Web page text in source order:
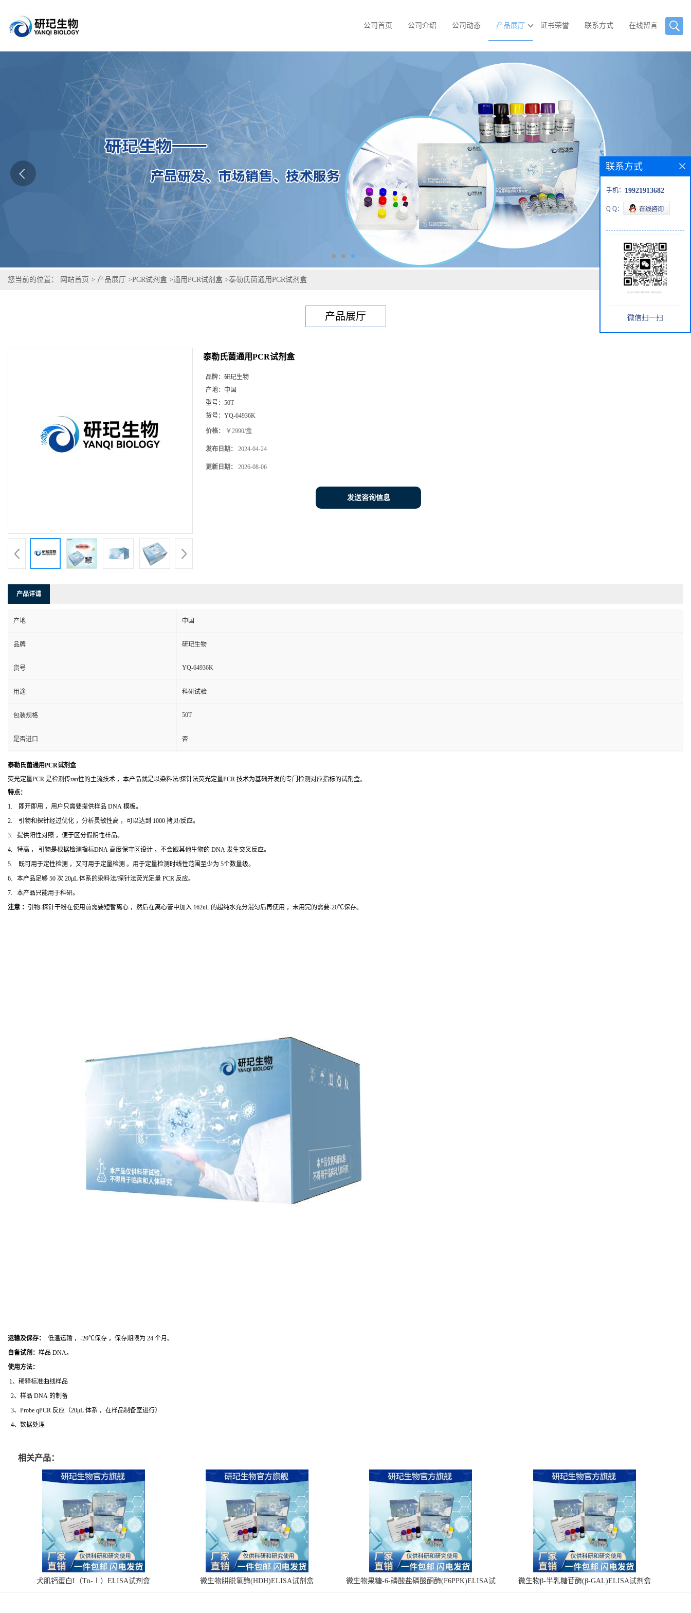
公司首页 公司介绍 公司动态 产品展厅 证书荣誉 联系方式 在线留言
您当前的位置： 网站首页 > 产品展厅 >PCR试剂盒 >通用PCR试剂盒 >泰勒氏菌通用PCR试剂盒
产品展厅
泰勒氏菌通用PCR试剂盒
品牌： 研玘生物
产地： 中国
型号： 50T
货号： YQ-64936K
价格： ￥2990/盒
发布日期： 2024-04-24
更新日期： 2026-08-06
发送咨询信息
产品详请
产地 中国
品牌 研玘生物
货号 YQ-64936K
用途 科研试验
包装规格 50T
是否进口 否
泰勒氏菌通用PCR试剂盒
荧光定量PCR 是检测传ran性的主流技术 ，本产品就是以染料法/探针法荧光定量PCR 技术为基础开发的专门检测对应指标的试剂盒。
特点：
1. 即开即用 ，用户只需要提供样品 DNA 模板。
2. 引物和探针经过优化 ，分析灵敏性高 ，可以达到 1000 拷贝/反应。
3. 提供阳性对照 ，便于区分假阴性样品。
4. 特高 ， 引物是根据检测指标DNA 高度保守区设计 ，不会跟其他生物的 DNA 发生交叉反应。
5. 既可用于定性检测 ，又可用于定量检测 。用于定量检测时线性范围至少为 5个数量级。
6. 本产品足够 50 次 20μL 体系的染料法/探针法荧光定量 PCR 反应。
7. 本产品只能用于科研。
注意 ： 引物-探针干粉在使用前需要短暂离心 ，然后在离心管中加入 162uL 的超纯水充分混匀后再使用 ，未用完的需要-20℃保存。
运输及保存：
低温运输 ，-20℃保存 ，保存期限为 24 个月。
自备试剂： 样品 DNA。
使用方法：
1、稀释标准曲线样品
2、样品 DNA 的制备
3、Probe qPCR 反应（20μL 体系 ，在样品制备室进行）
4、数据处理
相关产品：
犬肌钙蛋白I（Tn-Ⅰ）ELISA试剂盒 微生物肼脱氢酶(HDH)ELISA试剂盒
微生物果糖-6-磷酸盐磷酸酮酶(F6PPK)ELISA试
微生物β-半乳糖苷酶(β-GAL)ELISA试剂盒
联系方式
手机： 19921913682
Q Q：
微信扫一扫